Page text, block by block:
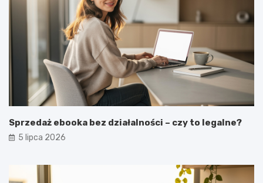
Sprzedaż ebooka bez działalności – czy to legalne?
5 lipca 2026